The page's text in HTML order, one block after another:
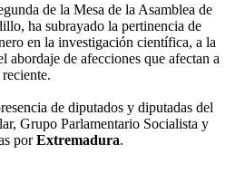
de la Mesa de la Asamblea de
ha subrayado la pertinencia de
en la investigación científica, a la
abordaje de afecciones que afectan a
de diputados y diputadas del
Grupo Parlamentario Socialista y
porExtremadura.